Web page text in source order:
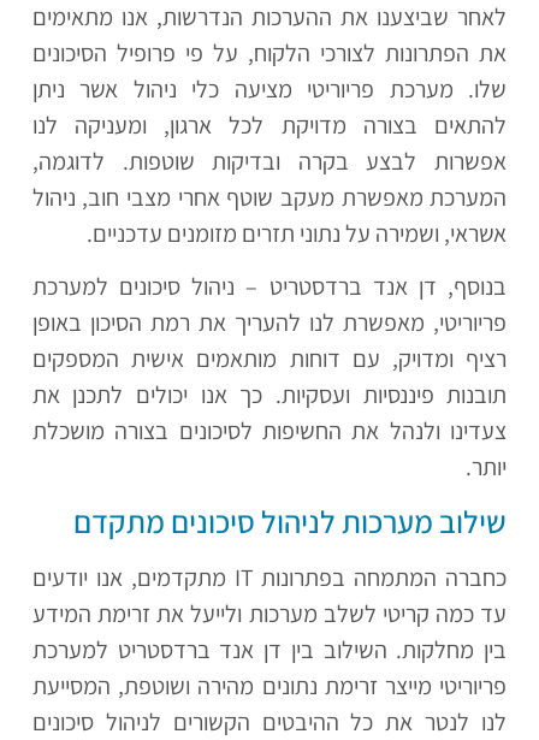
לאחר שביצענו את ההערכות הנדרשות, אנו מתאימים
את הפתרונות לצורכי הלקוח, על פי פרופיל הסיכונים
שלו. מערכת פריוריטי מציעה כלי ניהול אשר ניתן
להתאים בצורה מדויקת לכל ארגון, ומעניקה לנו
אפשרות לבצע בקרה ובדיקות שוטפות. לדוגמה,
המערכת מאפשרת מעקב שוטף אחרי מצבי חוב, ניהול
אשראי, ושמירה על נתוני תזרים מזומנים עדכניים.
בנוסף, דן אנד ברדסטריט – ניהול סיכונים למערכת
פריוריטי, מאפשרת לנו להעריך את רמת הסיכון באופן
רציף ומדויק, עם דוחות מותאמים אישית המספקים
תובנות פיננסיות ועסקיות. כך אנו יכולים לתכנן את
צעדינו ולנהל את החשיפות לסיכונים בצורה מושכלת
יותר.
שילוב מערכות לניהול סיכונים מתקדם
כחברה המתמחה בפתרונות IT מתקדמים, אנו יודעים
עד כמה קריטי לשלב מערכות ולייעל את זרימת המידע
בין מחלקות. השילוב בין דן אנד ברדסטריט למערכת
פריוריטי מייצר זרימת נתונים מהירה ושוטפת, המסייעת
לנו לנטר את כל ההיבטים הקשורים לניהול סיכונים